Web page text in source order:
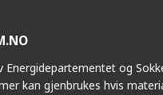
og
kan gjenbrukes hvis